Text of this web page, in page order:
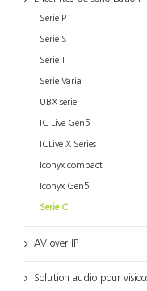
Serie P
Serie S
Serie T
Serie Varia
UBX serie
IC Live Gen5
ICLive X Series
Iconyx compact
Iconyx Gen5
Serie C
AV over IP
Solution audio pour